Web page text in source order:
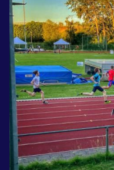
Zet een
in onze
Fitness